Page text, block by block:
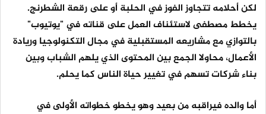
لكن أحلامه تتجاوز الفوز في الحلبة أو على رقعة الشطرنج.
يخطط مصطفى لاستئناف العمل على قناته في "يوتيوب"
بالتوازي مع مشاريعه المستقبلية في مجال التكنولوجيا وريادة
الأعمال، محاولا الجمع بين المحتوى الذي يلهم الشباب وبين
بناء شركات تسهم في تغيير حياة الناس كما يحلم.
أما والده فيراقبه من بعيد وهو يخطو خطواته الأولى في